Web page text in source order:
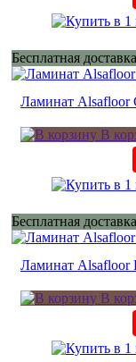
Бесплатная доставка
Ламинат Alsafloor
В
Бесплатная доставка
Ламинат Alsafloor
В